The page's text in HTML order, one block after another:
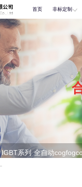
首页 非标定制
IGBT系列 全自动